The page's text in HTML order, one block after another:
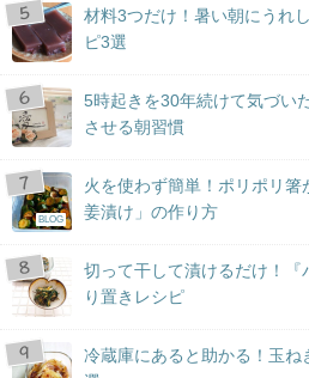
材料3つだけ！暑い朝にうれ
ピ3選
5時起きを30年続けて気づい
させる朝習慣
BLOG
火を使わず簡単！ポリポリ
姜漬け」の作り方
切って干して漬けるだけ！
り置きレシピ
冷蔵庫にあると助かる！玉